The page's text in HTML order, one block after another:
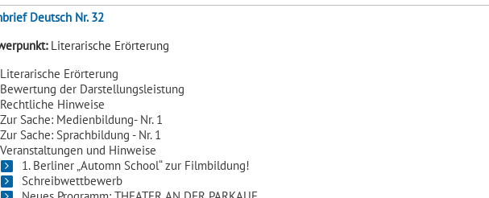
Deutsch Nr. 32
Literarische Erörterung
Literarische Erörterung
Bewertung der Darstellungsleistung
Rechtliche Hinweise
Zur Sache: Medienbildung- Nr. 1
Zur Sache: Sprachbildung - Nr. 1
Veranstaltungen und Hinweise
1. Berliner „Automn School“ zur Filmbildung!
Schreibwettbewerb